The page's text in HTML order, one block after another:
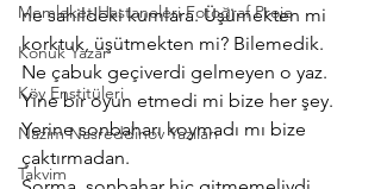
Memleket Hastaneleri Fotoğraf Proje
Konuk Yazar
Köy Enstitüleri
Nazim Nasreddinov Yazıları
Takvim
ne sahildeki kumlara. Üşümekten mi
korktuk, üşütmekten mi? Bilemedik.
Ne çabuk geçiverdi gelmeyen o yaz.
Yine bir oyun etmedi mi bize her şey.
Yerine sonbaharı koymadı mı bize
çaktırmadan.